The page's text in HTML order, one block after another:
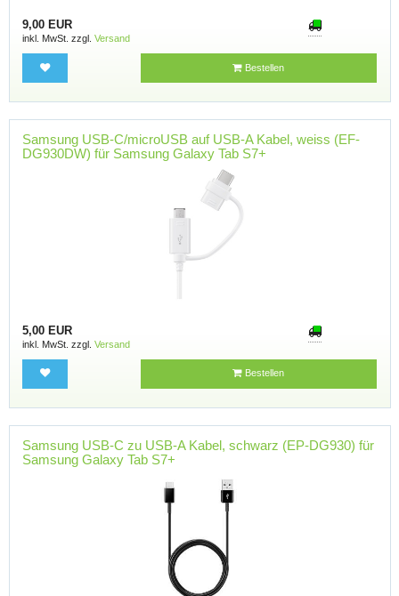
9,00 EUR
inkl. MwSt. zzgl. Versand
Bestellen
Samsung USB-C/microUSB auf USB-A Kabel, weiss (EF-
DG930DW) für Samsung Galaxy Tab S7+
5,00 EUR
inkl. MwSt. zzgl. Versand
Bestellen
Samsung USB-C zu USB-A Kabel, schwarz (EP-DG930) für
Samsung Galaxy Tab S7+